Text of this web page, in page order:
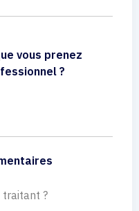
vous prenez
?
traitant ?